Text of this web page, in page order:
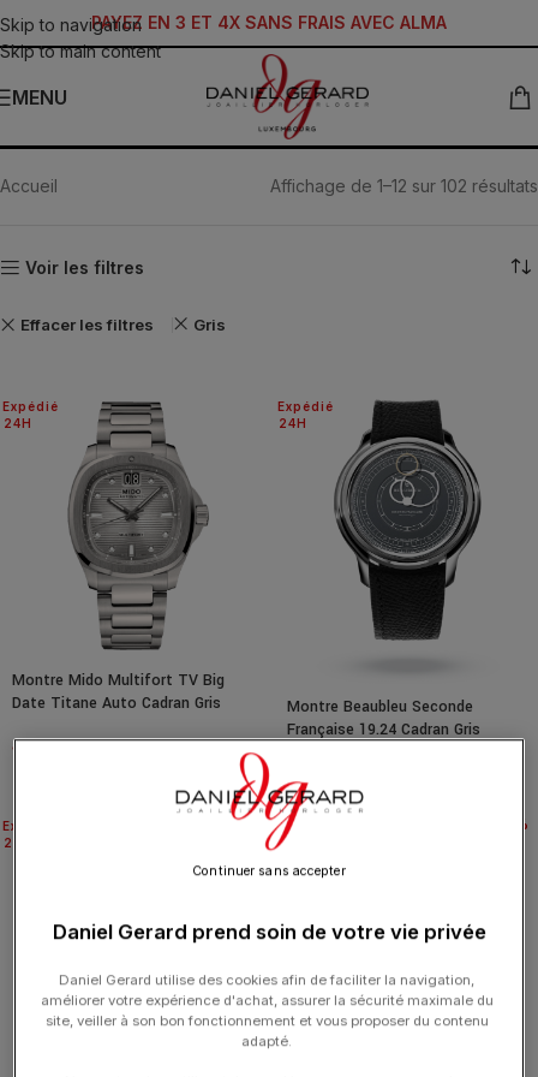
Skip to navigation
Skip to main content
PAYEZ EN 3 ET 4X SANS FRAIS AVEC ALMA
MENU HORLOGERIE
Accueil Affichage de 1–12 sur 102 résultats
Voir les filtres
Effacer les filtres Gris
24H
Expédié
Montre Mido Multifort TV Big
Date Titane Auto Cadran Gris
1 490.00
24H
Expédié
Montre Beaubleu Seconde
Française 19.24 Cadran Gris
1 490.00
24H
Expédié -20%
24H
Expédié
Daniel Gerard prend soin de votre vie privée
Daniel Gerard utilise des cookies afin de faciliter la navigation,
améliorer votre expérience d'achat, assurer la sécurité maximale du
site, veiller à son bon fonctionnement et vous proposer du contenu
adapté.
Continuer sans accepter